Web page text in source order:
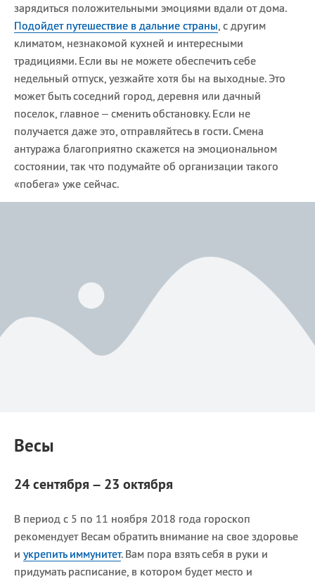
зарядиться положительными эмоциями вдали от дома.
Подойдет путешествие в дальние страны, с другим
климатом, незнакомой кухней и интересными
традициями. Если вы не можете обеспечить себе
недельный отпуск, уезжайте хотя бы на выходные. Это
может быть соседний город, деревня или дачный
поселок, главное – сменить обстановку. Если не
получается даже это, отправляйтесь в гости. Смена
антуража благоприятно скажется на эмоциональном
состоянии, так что подумайте об организации такого
«побега» уже сейчас.
Весы
24 сентября – 23 октября
В период с 5 по 11 ноября 2018 года гороскоп
рекомендует Весам обратить внимание на свое здоровье
и укрепить иммунитет. Вам пора взять себя в руки и
придумать расписание, в котором будет место и